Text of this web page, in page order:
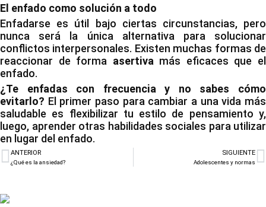
El enfado como solución a todo
Enfadarse es útil bajo ciertas circunstancias, pero
nunca será la única alternativa para solucionar
conflictos interpersonales. Existen muchas formas de
reaccionar de forma asertivamás eficaces que el
enfado.
¿Te enfadas con frecuencia y no sabes cómo
evitarlo? El primer paso para cambiar a una vida más
saludable es flexibilizar tu estilo de pensamiento y,
luego, aprender otras habilidades sociales para utilizar
en lugar del enfado.
ANTERIOR
¿Qué es la ansiedad?
SIGUIENTE
Adolescentes y normas